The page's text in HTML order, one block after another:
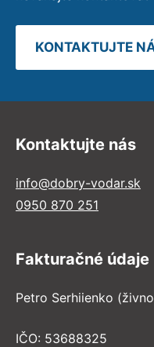
KONTAKTUJTE
Kontaktujte nás
info@dobry-vodar.sk
0950 870 251
Fakturačné údaje
Petro Serhiienko
IČO: 53688325